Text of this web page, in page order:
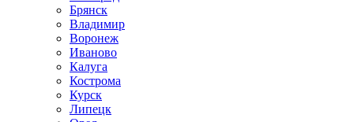
Брянск
Владимир
Воронеж
Иваново
Калуга
Кострома
Курск
Липецк